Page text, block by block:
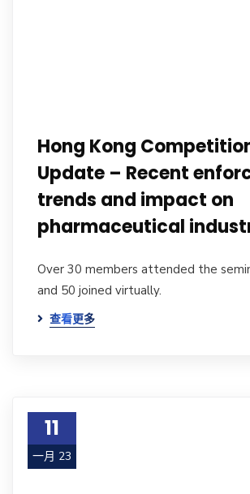
Hong Kong
Update – Recent
trends and impact on
pharmaceutical
Over 30 members attended the
and 50 joined virtually.
查看更多
11
一月 23